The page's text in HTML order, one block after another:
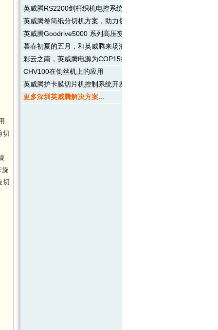
切
旋
切
英威腾RS2200剑杆织机电控系统解决方案
英威腾卷筒纸分切机方案，助力切纸高效率、高精度
英威腾Goodrive5000 系列高压变频器在光伏多晶硅冶炼上的应
暮春初夏的五月，和英威腾来场浪漫之旅
彩云之南，英威腾电源为COP15提供强大电力解决方案
CHV100在倒丝机上的应用
英威腾护卡膜切片机控制系统开发及应用
更多深圳英威腾解决方案...